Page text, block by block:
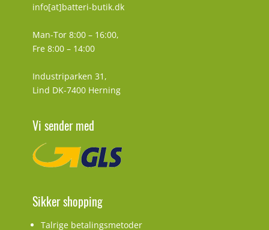
info[at]batteri-butik.dk
Man-Tor 8:00 – 16:00,
Fre 8:00 – 14:00
Industriparken 31,
Lind DK-7400 Herning
Vi sender med
Sikker shopping
Talrige betalingsmetoder